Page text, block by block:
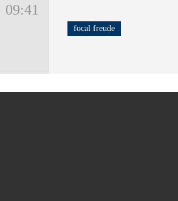
09:41
focal freude